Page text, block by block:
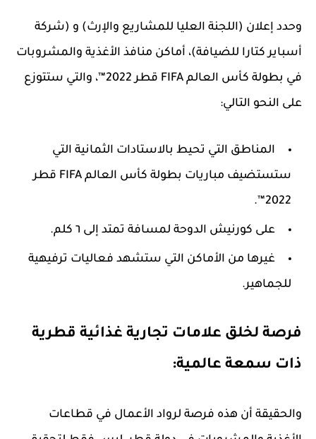
وحدد إعلان (اللجنة العليا للمشاريع والإرث) و (شركة
أسباير كتارا للضيافة)، أماكن منافذ الأغذية والمشروبات
في بطولة كأس العالم FIFA قطر 2022™، والتي ستتوزع
على النحو التالي:
المناطق التي تحيط بالاستادات الثمانية التي
ستستضيف مباريات بطولة كأس العالم FIFA قطر
2022™.
على كورنيش الدوحة لمسافة تمتد إلى ٦ كلم.
غيرها من الأماكن التي ستشهد فعاليات ترفيهية
للجماهير.
فرصة لخلق علامات تجارية غذائية قطرية
ذات سمعة عالمية:
والحقيقة أن هذه فرصة لرواد الأعمال في قطاعات